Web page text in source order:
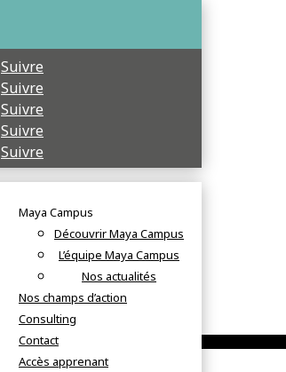
Suivre
Suivre
Suivre
Suivre
Suivre
Maya Campus
Découvrir Maya Campus
L’équipe Maya Campus
Nos actualités
Nos champs d’action
Consulting
Contact
Accès apprenant